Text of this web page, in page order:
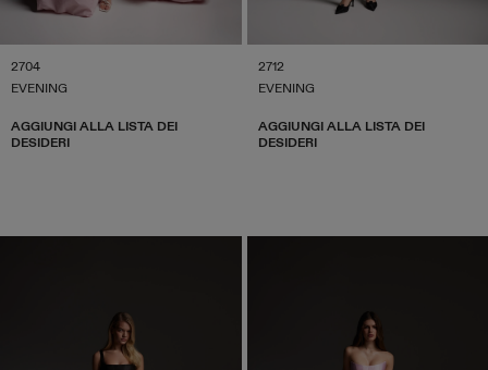
2704
EVENING
AGGIUNGI ALLA LISTA DEI
DESIDERI
2712
EVENING
AGGIUNGI ALLA LISTA DEI
DESIDERI